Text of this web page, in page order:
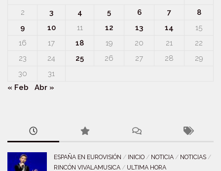
2
3 4 5 6 7
8
9
10 11 12 13 14
15
16
17 18 19 20 21
22
23
24 25 26 27 28
29
30
31
« Feb
Abr »
ESPAÑA EN EUROVISIÓN / INICIO / NOTICIA / NOTICIAS /
RINCÓN VIVALAMUSICA / ULTIMA HORA